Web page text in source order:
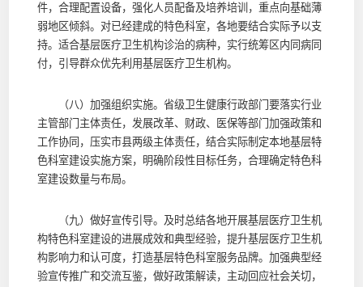
件，合理配置设备，强化人员配备及培养培训，重点向基础薄
弱地区倾斜。对已经建成的特色科室，各地要结合实际予以支
持。适合基层医疗卫生机构诊治的病种，实行统筹区内同病同
付，引导群众优先利用基层医疗卫生机构。
（八）加强组织实施。省级卫生健康行政部门要落实行业
主管部门主体责任，发展改革、财政、医保等部门加强政策和
工作协同，压实市县两级主体责任，结合实际制定本地基层特
色科室建设实施方案，明确阶段性目标任务，合理确定特色科
室建设数量与布局。
（九）做好宣传引导。及时总结各地开展基层医疗卫生机
构特色科室建设的进展成效和典型经验，提升基层医疗卫生机
构影响力和认可度，打造基层特色科室服务品牌。加强典型经
验宣传推广和交流互鉴，做好政策解读，主动回应社会关切，